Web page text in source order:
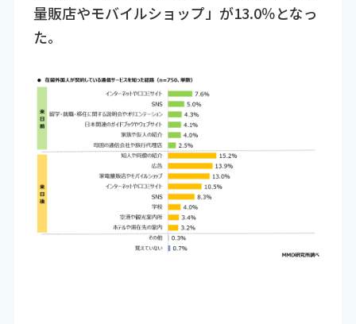
量販店やモバイルショップ」が13.0％となっ
た。